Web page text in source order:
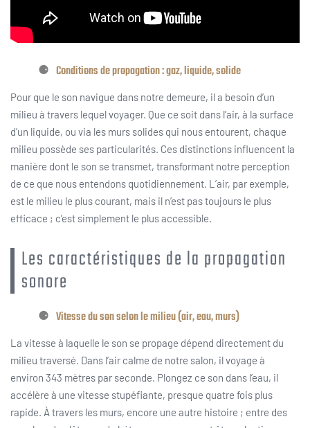
Conditions de propagation : gaz, liquide, solide
Pour que le son navigue dans notre demeure, il a besoin d’un
milieu à travers lequel voyager. Que ce soit dans l’air, à la surface
d’un liquide, ou via les murs solides qui nous entourent, chaque
milieu possède ses particularités. Ces distinctions influencent la
manière dont le son se transmet, transformant notre perception
de ce que nous entendons quotidiennement. L’air, par exemple,
est le milieu le plus courant, mais il n’est pas toujours le plus
efficace ; c’est simplement le plus accessible.
Les caractéristiques de la propagation
sonore
Vitesse du son selon le milieu (air, eau, murs)
La vitesse à laquelle le son se propage dépend directement du
milieu traversé. Dans l’air calme de notre salon, il voyage à
environ 343 mètres par seconde. Plongez ce son dans l’eau, il
accélère à une vitesse stupéfiante, presque quatre fois plus
rapide. À travers les murs, encore une autre histoire ; entre des